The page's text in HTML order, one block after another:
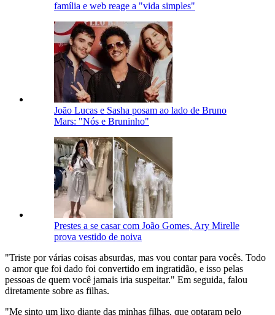
família e web reage a "vida simples"
João Lucas e Sasha posam ao lado de Bruno
Mars: "Nós e Bruninho"
Prestes a se casar com João Gomes, Ary Mirelle
prova vestido de noiva
"Triste por várias coisas absurdas, mas vou contar para vocês. Todo
o amor que foi dado foi convertido em ingratidão, e isso pelas
pessoas de quem você jamais iria suspeitar." Em seguida, falou
diretamente sobre as filhas.
"Me sinto um lixo diante das minhas filhas, que optaram pelo